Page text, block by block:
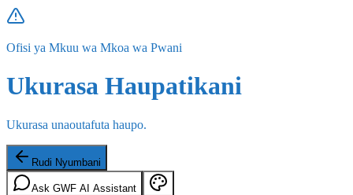
Ofisi ya Mkuu wa Mkoa wa Pwani
Ukurasa Haupatikani
Ukurasa unaoutafuta haupo.
Rudi Nyumbani
Ask GWF AI Assistant